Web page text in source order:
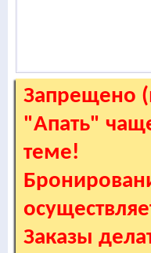
Запрещено
"Апать"
теме!
Заказы